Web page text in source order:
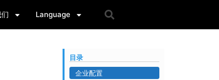
Language
目录
企业配置